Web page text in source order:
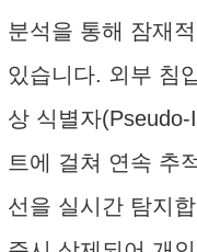
분석을 통해 잠재
있습니다. 외부 침
상 식별자(Pseudo-
트에 걸쳐 연속 추
선을 실시간 탐지